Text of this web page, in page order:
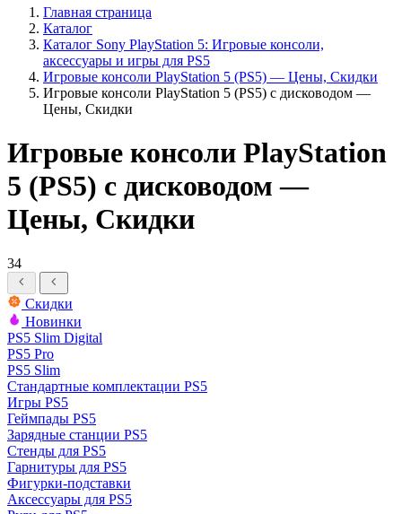
Главная страница
Каталог
Каталог Sony PlayStation 5: Игровые консоли,
аксессуары и игры для PS5
Игровые консоли PlayStation 5 (PS5) — Цены, Скидки
Игровые консоли PlayStation 5 (PS5) с дисководом —
Цены, Скидки
Игровые консоли PlayStation
5 (PS5) с дисководом —
Цены, Скидки
34
Скидки
Новинки
PS5 Slim Digital
PS5 Pro
PS5 Slim
Стандартные комплектации PS5
Игры PS5
Геймпады PS5
Зарядные станции PS5
Стенды для PS5
Гарнитуры для PS5
Фигурки-подставки
Аксессуары для PS5